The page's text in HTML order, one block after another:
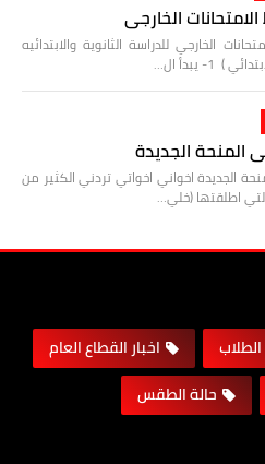
الخارجي
الخارجي للدراسة الثانوية والابتدائيه
يبدأ ال…
المنحة الجديدة
الجديدة اخواني اخواتي تردني الكثير من
اطلقتها (خلي…
الطلاب
اخبار القطاع العام
حالة الطقس